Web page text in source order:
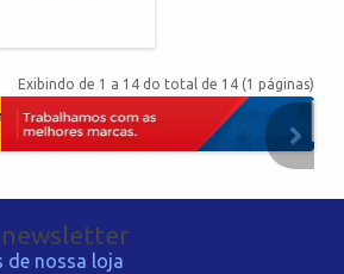
Exibindo de 1 a 14 do total de 14 (1 páginas)
newsletter
de nossa loja